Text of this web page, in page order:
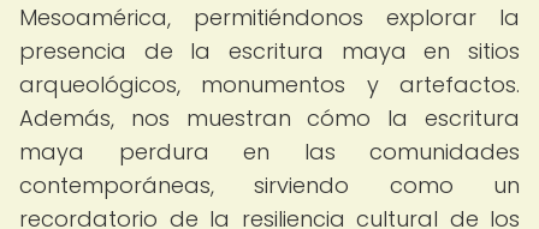
Mesoamérica, permitiéndonos explorar la
presencia de la escritura maya en sitios
arqueológicos, monumentos y artefactos.
Además, nos muestran cómo la escritura
maya perdura en las comunidades
contemporáneas, sirviendo como un
recordatorio de la resiliencia cultural de los